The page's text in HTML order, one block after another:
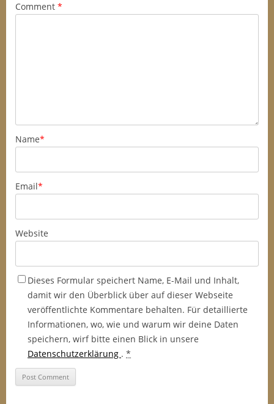
Comment *
Name*
Email*
Website
Dieses Formular speichert Name, E-Mail und Inhalt,
damit wir den Überblick über auf dieser Webseite
veröffentlichte Kommentare behalten. Für detaillierte
Informationen, wo, wie und warum wir deine Daten
speichern, wirf bitte einen Blick in unsere
Datenschutzerklärung . *